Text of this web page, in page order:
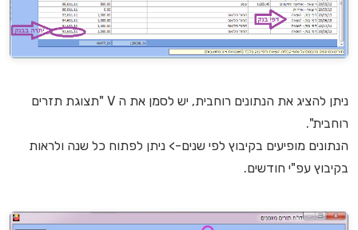
ניתן להציג את הנתונים רוחבית, יש לסמן את ה V "תצוגת תזרים
רוחבית".
הנתונים מופיעים בקיבוץ לפי שנים-> ניתן לפתוח כל שנה ולראות
בקיבוץ עפ"י חודשים.